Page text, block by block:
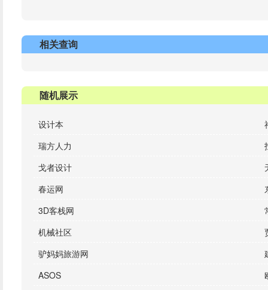
相关查询
随机展示
设计本
瑞方人力
戈者设计
春运网
3D客栈网
机械社区
驴妈妈旅游网
ASOS